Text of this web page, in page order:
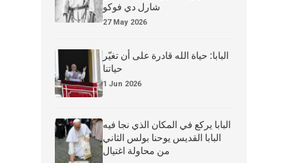
شارل دي فوكو
27 May 2026
البابا: حياة الله قادرة على أن تغيّر
حياتنا
1 Jun 2026
البابا يركع في المكان الذي نجا فيه
البابا القديس يوحنا بولس الثاني
من محاولة اغتيال